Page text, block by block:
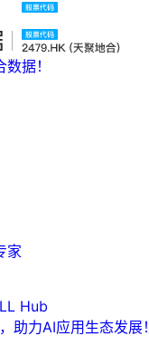
据！
家
Hub
助力AI应用生态发展！